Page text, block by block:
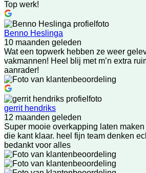
Top werk!
Benno Heslinga
10 maanden geleden
Wat een topwerk hebben ze weer
vakmannen! Heel blij met m’n extra
aanrader!
gerrit hendriks
12 maanden geleden
Super mooie overkapping laten
die kant klaar. heel fijn team denken
bedankt voor alles